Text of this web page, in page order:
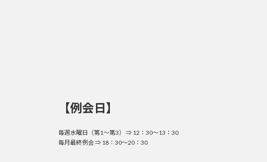
【例会日】
毎週水曜日（第1～第3） ⇒ 12：30～13：30
毎月最終例会 ⇒ 18：30～20：30